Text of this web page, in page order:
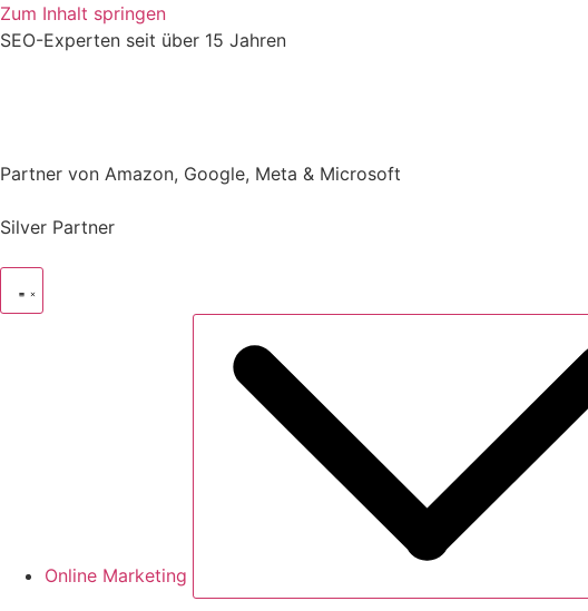
Zum Inhalt springen
SEO-Experten seit über 15 Jahren
Partner von Amazon, Google, Meta & Microsoft
Silver Partner
Online Marketing